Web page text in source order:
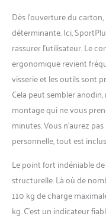
Dès l’ouverture du
déterminante. Ici,
rassurer l’utilisateur. Le
ergonomique revient
visserie et les outils sont
Cela peut sembler
montage qui ne vous
minutes. Vous n’aurez
personnelle, tout est
Le point fort indéniable
structurelle. Là où de
110 kg de charge
kg. C’est un indicateur